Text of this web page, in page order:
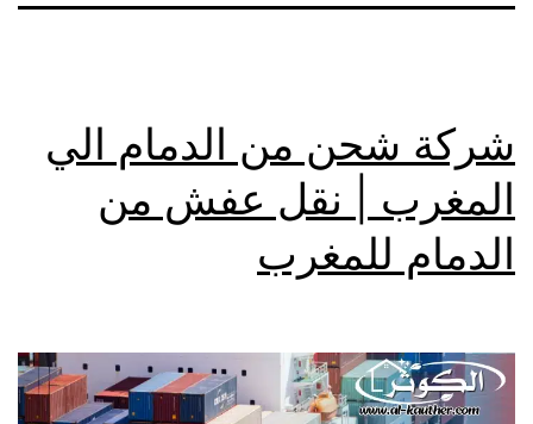
شركة شحن من الدمام الي
المغرب | نقل عفش من
الدمام للمغرب